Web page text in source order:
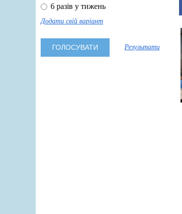
6 разів у тижень
Додати свій варіант
Результати